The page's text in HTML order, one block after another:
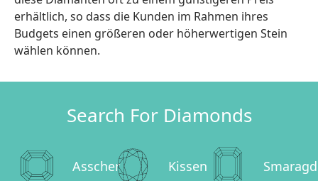
erhältlich, so dass die Kunden im Rahmen ihres
Budgets einen größeren oder höherwertigen Stein
wählen können.
Search For Diamonds
Asscher Kissen Smaragd